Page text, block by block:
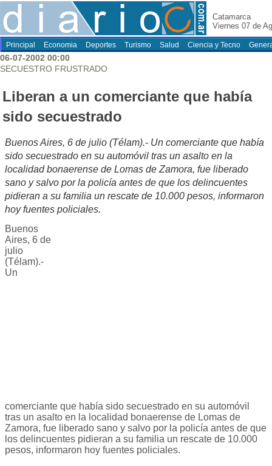
Catamarca
Viernes 07 de
Principal Economia Deportes Turismo Salud Ciencia y Tecno
06-07-2002 00:00
SECUESTRO FRUSTRADO
Liberan a un comerciante que había
sido secuestrado
Buenos Aires, 6 de julio (Télam).- Un comerciante que había
sido secuestrado en su automóvil tras un asalto en la
localidad bonaerense de Lomas de Zamora, fue liberado
sano y salvo por la policía antes de que los delincuentes
pidieran a su familia un rescate de 10.000 pesos, informaron
hoy fuentes policiales.
Buenos
Aires, 6 de
julio
(Télam).-
Un
comerciante que había sido secuestrado en su automóvil
tras un asalto en la localidad bonaerense de Lomas de
Zamora, fue liberado sano y salvo por la policía antes de que
los delincuentes pidieran a su familia un rescate de 10.000
pesos, informaron hoy fuentes policiales.